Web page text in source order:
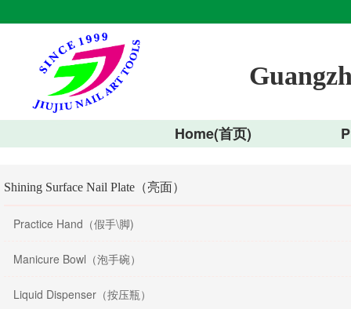
Home(首页)
Shining Surface Nail Plate（亮面）
Practice Hand（假手\脚)
Manicure Bowl（泡手碗）
Liquid Dispenser（按压瓶）